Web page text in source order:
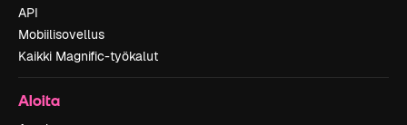
API
Mobiilisovellus
Kaikki Magnific-työkalut
Aloita